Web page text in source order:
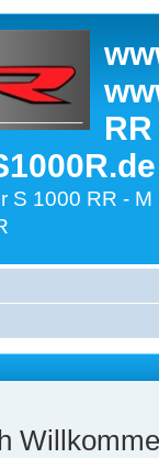
S 1000 RR -